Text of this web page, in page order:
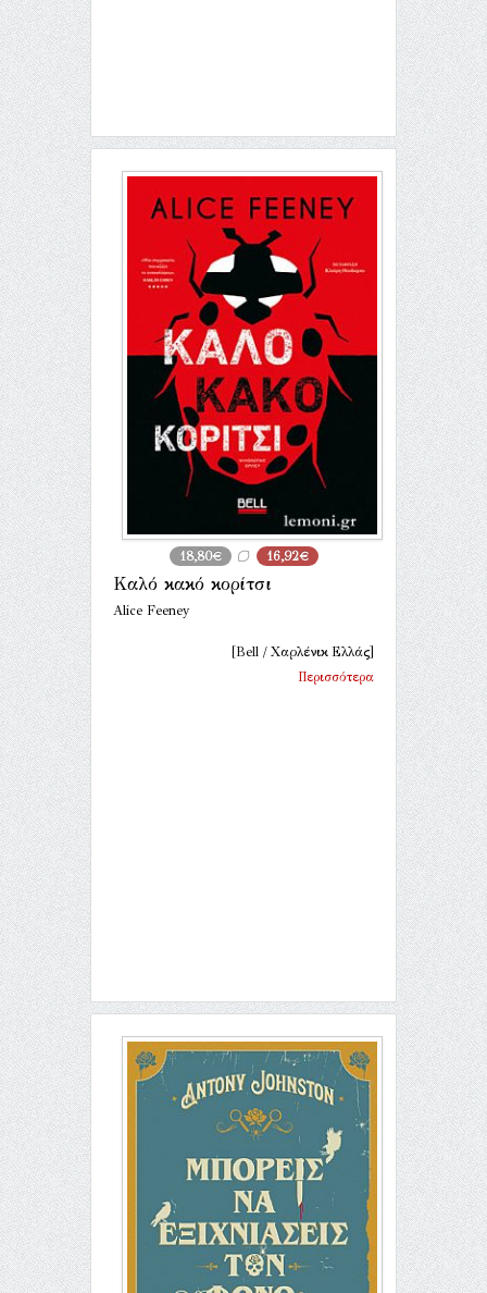
18,80€ 16,92€
Καλό κακό κορίτσι
Alice Feeney
[Bell / Χαρλένικ Ελλάς]
Περισσότερα